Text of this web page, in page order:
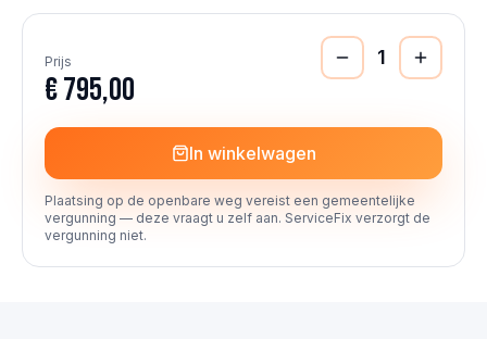
Prijs
€ 795,00
1
In winkelwagen
Plaatsing op de openbare weg vereist een gemeentelijke
vergunning — deze vraagt u zelf aan. ServiceFix verzorgt de
vergunning niet.